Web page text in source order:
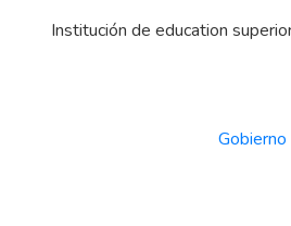
Institución de education